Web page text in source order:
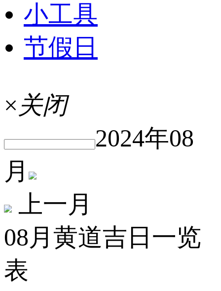
小工具
节假日
× 关闭
2024年08
月
上一月
08月黄道吉日一览
表